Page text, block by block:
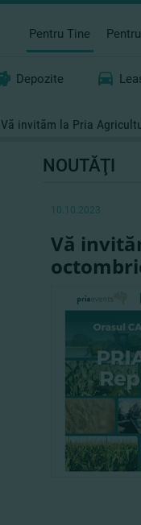
Pentru Tine
Depozite
Vă invităm la Pria
NOUTĂŢI
10.10.2023
Vă